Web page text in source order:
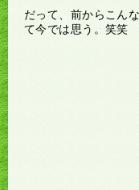
だって、前からこん
て今では思う。笑笑